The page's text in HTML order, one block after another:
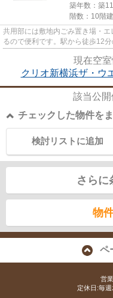
築年数：築
階数：10階建
共用部には敷地内ごみ置き場・
るので便利です。駅から徒歩12
現在空室
クリオ新横浜ザ・ウ
該当公開
チェックした物件を
検討リストに追加
さらに
物
ペ
営
定休日:毎週